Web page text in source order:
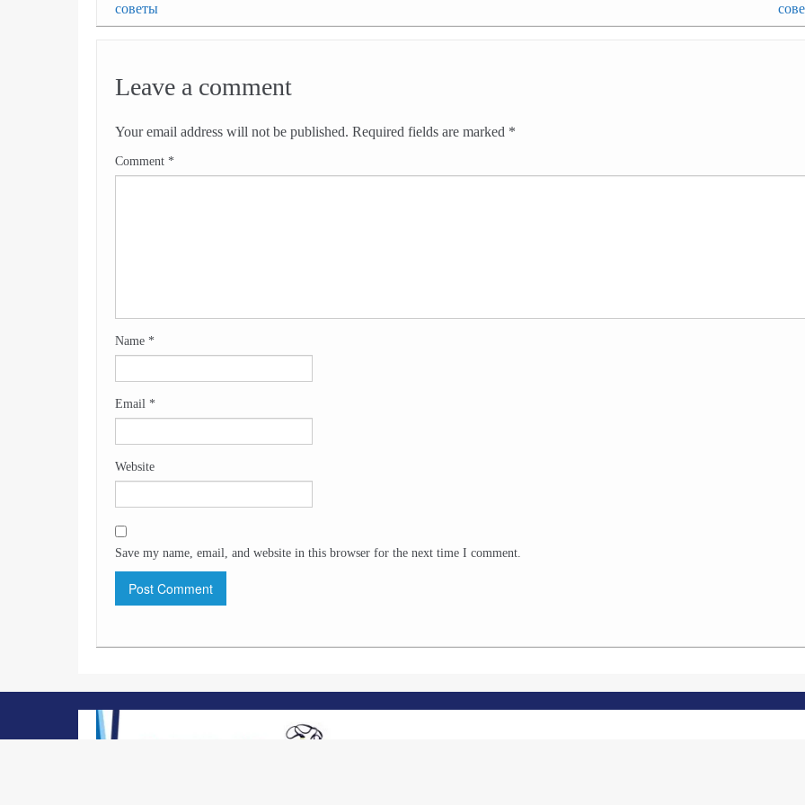
советы
Leave a comment
Your email address will not be published. Required fields are marked *
Comment *
Name *
Email *
Website
Save my name, email, and website in this browser for the next time I comment.